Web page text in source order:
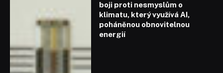
boji proti nesmyslům o
klimatu, který využívá AI,
poháněnou obnovitelnou
energií